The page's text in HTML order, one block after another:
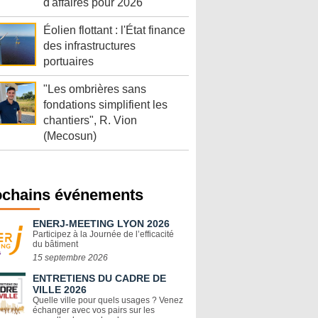
d'affaires pour 2026
Éolien flottant : l'État finance
des infrastructures
portuaires
"Les ombrières sans
fondations simplifient les
chantiers", R. Vion
(Mecosun)
événements
ENERJ-MEETING LYON 2026
Participez à la Journée de l’efficacité
du bâtiment
15 septembre 2026
ENTRETIENS DU CADRE DE
VILLE 2026
Quelle ville pour quels usages ? Venez
échanger avec vos pairs sur les